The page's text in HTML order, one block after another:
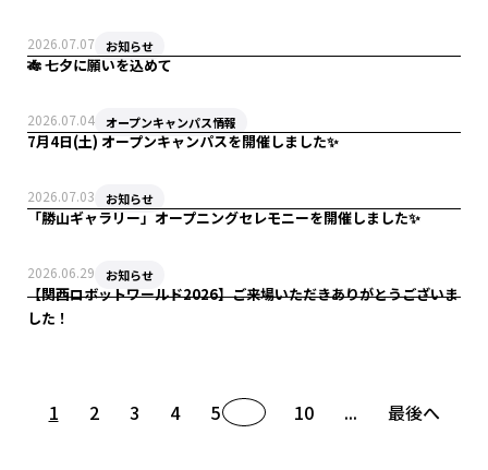
2026.07.07 お知らせ
🎋 七夕に願いを込めて
2026.07.04 オープンキャンパス情報
7月4日(土) オープンキャンパスを開催しました✨
2026.07.03 お知らせ
「勝山ギャラリー」オープニングセレモニーを開催しました✨
2026.06.29 お知らせ
【関西ロボットワールド2026】ご来場いただきありがとうございま
した！
1 2 3 4 5 ... 10 ... 最後へ